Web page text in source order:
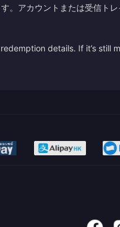
アカウントまたは受信トレ
details. If it’s still